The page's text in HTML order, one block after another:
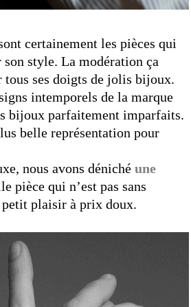
certainement les pièces qui
style. La modération ça
tous ses doigts de jolis bijoux.
intemporels de la marque
bijoux parfaitement imparfaits.
belle représentation pour
nous avons déniché une
pièce qui n’est pas sans
plaisir à prix doux.